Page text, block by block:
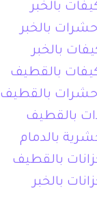
بالخبر
بالخبر
بالخبر
بالقطيف
بالقطيف
بالقطيف
بالدمام
بالقطيف
بالخبر